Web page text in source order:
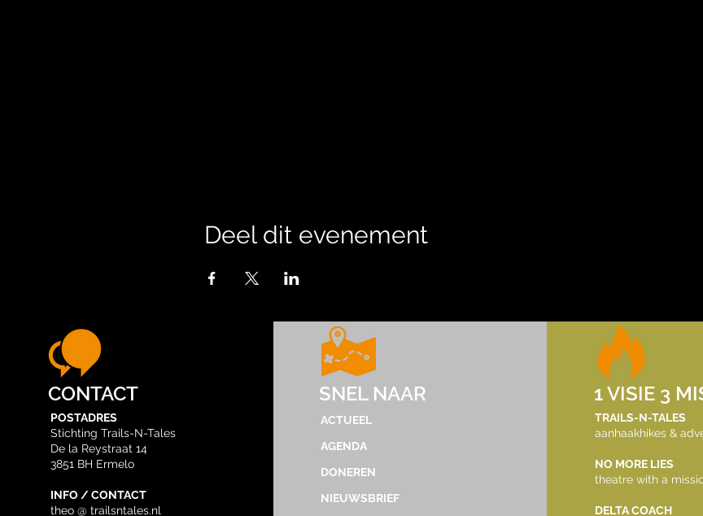
Deel dit evenement
tdekker.dec@gmail.com
©2023 by TrailsNTales. Met trots gemaakt met
CONTACT
POSTADRES
Stichting Trails-N-Tales
De la Reystraat 14
3851 BH Ermelo
INFO / CONTACT
theo @ trailsntales.nl
SNEL NAAR
ACTUEEL
AGENDA
DONEREN
NIEUWSBRIEF
1 VISIE 3
TRAILS-N-TALES
aanhaakhikes &
NO MORE LIES
theatre with a
DELTA COACH